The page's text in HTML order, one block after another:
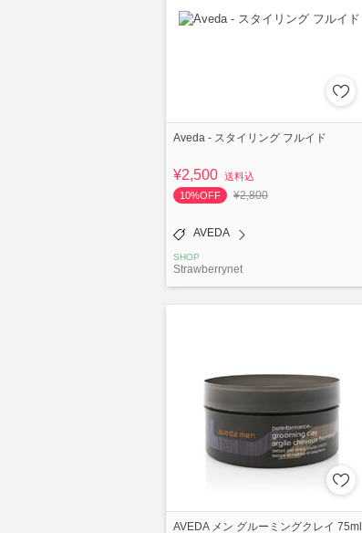
Aveda - スタイリング フルイド
¥2,500 送料込
10%OFF
¥2,800
AVEDA
SHOP
Strawberrynet
AVEDA メン グルーミングクレイ 75ml